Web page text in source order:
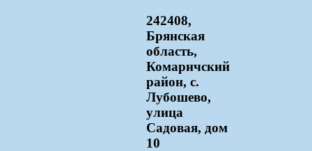
242408,
Брянская
область,
Комаричский
район, с.
Лубошево,
улица
Садовая, дом
10